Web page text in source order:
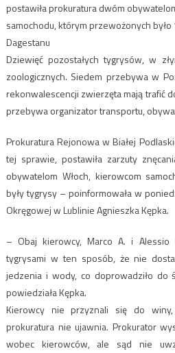
postawiła prokuratura dwóm
samochodu, którym przewożonych było
Dagestanu
Dziewięć pozostałych tygrysów, w
zoologicznych. Siedem przebywa w
rekonwalescencji zwierzęta mają trafić
przebywa organizator transportu,
Prokuratura Rejonowa w Białej
tej sprawie, postawiła zarzuty
obywatelom Włoch, kierowcom
były tygrysy – poinformowała w
Okręgowej w Lublinie Agnieszka Kępka.
– Obaj kierowcy, Marco A. i
tygrysami w ten sposób, że nie
jedzenia i wody, co doprowadziło do
powiedziała Kępka.
Kierowcy nie przyznali się do winy,
prokuratura nie ujawnia. Prokurator
wobec kierowców, ale sąd nie